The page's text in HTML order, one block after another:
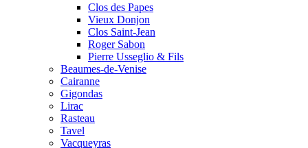
Clos des Papes
Vieux Donjon
Clos Saint-Jean
Roger Sabon
Pierre Usseglio & Fils
Beaumes-de-Venise
Cairanne
Gigondas
Lirac
Rasteau
Tavel
Vacqueyras